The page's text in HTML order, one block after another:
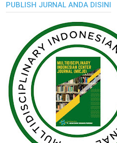
PUBLISH JURNAL ANDA DISINI